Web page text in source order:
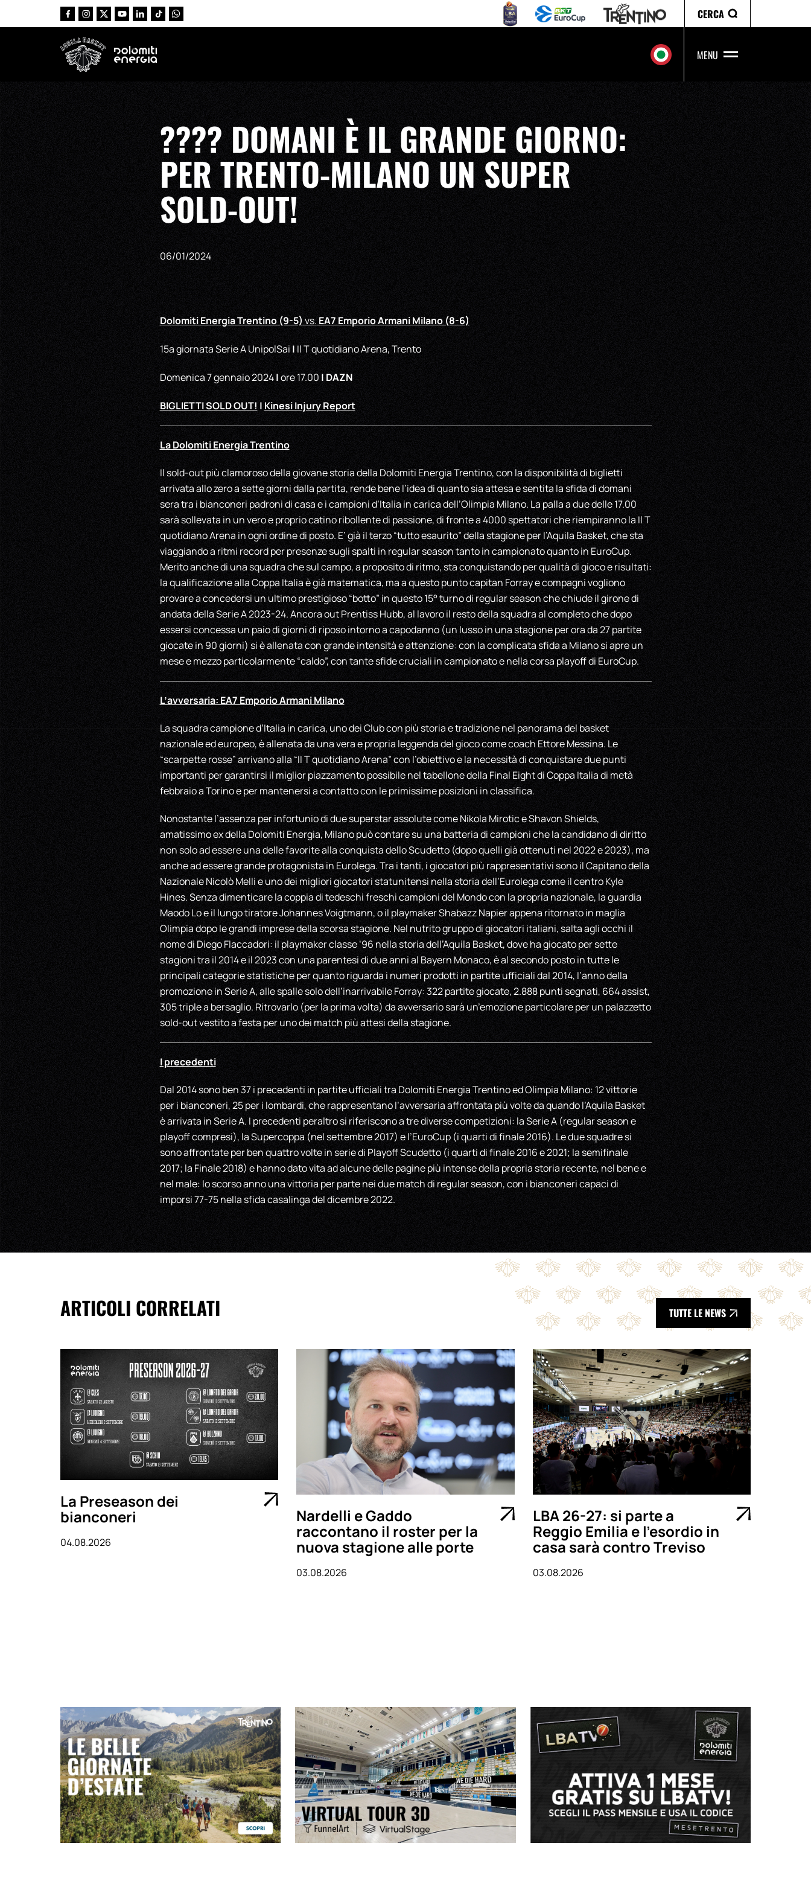
Vai al contenuto principale
CERCA
MENU
???? DOMANI È IL GRANDE GIORNO:
PER TRENTO-MILANO UN SUPER
SOLD-OUT!
06/01/2024
Dolomiti Energia Trentino (9-5) vs.EA7 Emporio Armani Milano (8-6)
15a giornata Serie A UnipolSai | Il T quotidiano Arena, Trento
Domenica 7 gennaio 2024|ore 17.00| DAZN
BIGLIETTI SOLD OUT! | Kinesi Injury Report
La Dolomiti Energia Trentino
Il sold-out più clamoroso della giovane storia della Dolomiti Energia Trentino, con la disponibilità di biglietti
arrivata allo zero a sette giorni dalla partita, rende bene l’idea di quanto sia attesa e sentita la sfida di domani
sera tra i bianconeri padroni di casa e i campioni d’Italia in carica dell’Olimpia Milano. La palla a due delle 17.00
sarà sollevata in un vero e proprio catino ribollente di passione, di fronte a 4000 spettatori che riempiranno la Il T
quotidiano Arena in ogni ordine di posto. E’ già il terzo “tutto esaurito” della stagione per l’Aquila Basket, che sta
viaggiando a ritmi record per presenze sugli spalti in regular season tanto in campionato quanto in EuroCup.
Merito anche di una squadra che sul campo, a proposito di ritmo, sta conquistando per qualità di gioco e risultati:
la qualificazione alla Coppa Italia è già matematica, ma a questo punto capitan Forray e compagni vogliono
provare a concedersi un ultimo prestigioso “botto” in questo 15° turno di regular season che chiude il girone di
andata della Serie A 2023-24. Ancora out Prentiss Hubb, al lavoro il resto della squadra al completo che dopo
essersi concessa un paio di giorni di riposo intorno a capodanno (un lusso in una stagione per ora da 27 partite
giocate in 90 giorni) si è allenata con grande intensità e attenzione: con la complicata sfida a Milano si apre un
mese e mezzo particolarmente “caldo”, con tante sfide cruciali in campionato e nella corsa playoff di EuroCup.
L’avversaria: EA7 Emporio Armani Milano
La squadra campione d’Italia in carica, uno dei Club con più storia e tradizione nel panorama del basket
nazionale ed europeo, è allenata da una vera e propria leggenda del gioco come coach Ettore Messina. Le
“scarpette rosse” arrivano alla “Il T quotidiano Arena” con l’obiettivo e la necessità di conquistare due punti
importanti per garantirsi il miglior piazzamento possibile nel tabellone della Final Eight di Coppa Italia di metà
febbraio a Torino e per mantenersi a contatto con le primissime posizioni in classifica.
Nonostante l’assenza per infortunio di due superstar assolute come Nikola Mirotic e Shavon Shields,
amatissimo ex della Dolomiti Energia, Milano può contare su una batteria di campioni che la candidano di diritto
non solo ad essere una delle favorite alla conquista dello Scudetto (dopo quelli già ottenuti nel 2022 e 2023), ma
anche ad essere grande protagonista in Eurolega. Tra i tanti, i giocatori più rappresentativi sono il Capitano della
Nazionale Nicolò Melli e uno dei migliori giocatori statunitensi nella storia dell’Eurolega come il centro Kyle
Hines. Senza dimenticare la coppia di tedeschi freschi campioni del Mondo con la propria nazionale, la guardia
Maodo Lo e il lungo tiratore Johannes Voigtmann, o il playmaker Shabazz Napier appena ritornato in maglia
Olimpia dopo le grandi imprese della scorsa stagione. Nel nutrito gruppo di giocatori italiani, salta agli occhi il
nome di Diego Flaccadori: il playmaker classe ‘96 nella storia dell’Aquila Basket, dove ha giocato per sette
stagioni tra il 2014 e il 2023 con una parentesi di due anni al Bayern Monaco, è al secondo posto in tutte le
principali categorie statistiche per quanto riguarda i numeri prodotti in partite ufficiali dal 2014, l’anno della
promozione in Serie A, alle spalle solo dell’inarrivabile Forray: 322 partite giocate, 2.888 punti segnati, 664 assist,
305 triple a bersaglio. Ritrovarlo (per la prima volta) da avversario sarà un’emozione particolare per un palazzetto
sold-out vestito a festa per uno dei match più attesi della stagione.
I precedenti
Dal 2014 sono ben 37 i precedenti in partite ufficiali tra Dolomiti Energia Trentino ed Olimpia Milano: 12 vittorie
per i bianconeri, 25 per i lombardi, che rappresentano l’avversaria affrontata più volte da quando l’Aquila Basket
è arrivata in Serie A. I precedenti peraltro si riferiscono a tre diverse competizioni: la Serie A (regular season e
playoff compresi), la Supercoppa (nel settembre 2017) e l’EuroCup (i quarti di finale 2016). Le due squadre si
sono affrontate per ben quattro volte in serie di Playoff Scudetto (i quarti di finale 2016 e 2021; la semifinale
2017; la Finale 2018) e hanno dato vita ad alcune delle pagine più intense della propria storia recente, nel bene e
nel male: lo scorso anno una vittoria per parte nei due match di regular season, con i bianconeri capaci di
imporsi 77-75 nella sfida casalinga del dicembre 2022.
ARTICOLI CORRELATI TUTTE LE NEWS
La Preseason dei
bianconeri
04.08.2026
Nardelli e Gaddo
raccontano il roster per la
nuova stagione alle porte
03.08.2026
LBA 26-27: si parte a
Reggio Emilia e l’esordio in
casa sarà contro Treviso
03.08.2026